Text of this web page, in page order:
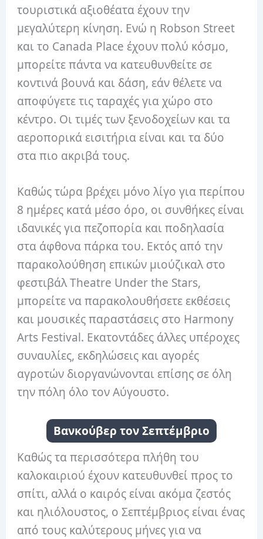
τουριστικά αξιοθέατα έχουν την
μεγαλύτερη κίνηση. Ενώ η Robson Street
και το Canada Place έχουν πολύ κόσμο,
μπορείτε πάντα να κατευθυνθείτε σε
κοντινά βουνά και δάση, εάν θέλετε να
αποφύγετε τις ταραχές για χώρο στο
κέντρο. Οι τιμές των ξενοδοχείων και τα
αεροπορικά εισιτήρια είναι και τα δύο
στα πιο ακριβά τους.
Καθώς τώρα βρέχει μόνο λίγο για περίπου
8 ημέρες κατά μέσο όρο, οι συνθήκες είναι
ιδανικές για πεζοπορία και ποδηλασία
στα άφθονα πάρκα του. Εκτός από την
παρακολούθηση επικών μιούζικαλ στο
φεστιβάλ Theatre Under the Stars,
μπορείτε να παρακολουθήσετε εκθέσεις
και μουσικές παραστάσεις στο Harmony
Arts Festival. Εκατοντάδες άλλες υπέροχες
συναυλίες, εκδηλώσεις και αγορές
αγροτών διοργανώνονται επίσης σε όλη
την πόλη όλο τον Αύγουστο.
Βανκούβερ τον Σεπτέμβριο
Καθώς τα περισσότερα πλήθη του
καλοκαιριού έχουν κατευθυνθεί προς το
σπίτι, αλλά ο καιρός είναι ακόμα ζεστός
και ηλιόλουστος, ο Σεπτέμβριος είναι ένας
από τους καλύτερους μήνες για να